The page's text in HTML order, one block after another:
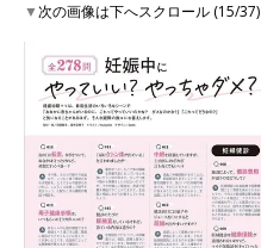
▼次の画像は下へスクロール (15/37)